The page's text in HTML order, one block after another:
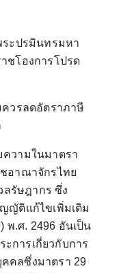
รมินทรมหา
ชโองการโปรด
ลดอัตราภาษี
มในมาตรา
อาณาจักรไทย
ลรัษฎากร ซึ่ง
ญัติแก้ไขเพิ่มเติม
พ.ศ. 2496 อันเป็น
การเกี่ยวกับการ
คลซึ่งมาตรา 29